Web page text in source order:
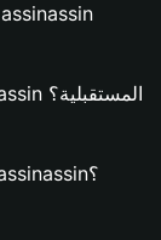
أسباب تميز عملة assinassin
ما إمكانات assinassin المستقبلية؟
هل سيرتفع سعر assinassin؟